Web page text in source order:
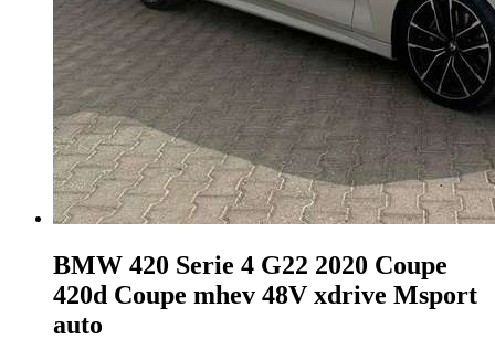
BMW 420 Serie 4 G22 2020 Coupe
420d Coupe mhev 48V xdrive Msport
auto